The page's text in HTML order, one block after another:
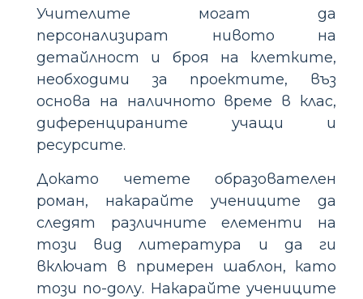
Учителите могат да
персонализират нивото на
детайлност и броя на клетките,
необходими за проектите, въз
основа на наличното време в клас,
диференцираните учащи и
ресурсите.
Докато четете образователен
роман, накарайте учениците да
следят различните елементи на
този вид литература и да ги
включат в примерен шаблон, като
този по-долу. Накарайте учениците